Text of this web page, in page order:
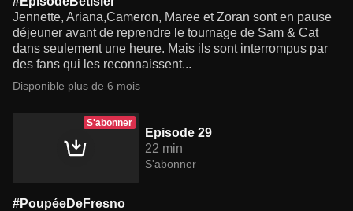
Jennette, Ariana,Cameron, Maree et Zoran sont en pause
déjeuner avant de reprendre le tournage de Sam & Cat
dans seulement une heure. Mais ils sont interrompus par
des fans qui les reconnaissent...
Disponible plus de 6 mois
S'abonner
Episode 29
22 min
S'abonner
#PoupéeDeFresno